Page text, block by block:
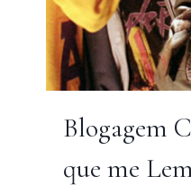
Blogagem
que me